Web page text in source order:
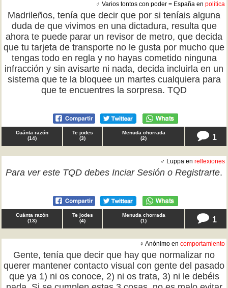
♂ Varios tontos con poder = España en politica
Madrileños, tenía que decir que por si teníais alguna
duda de que vivimos en una dictadura, resulta que
ahora te puede parar un revisor de metro, que decida
que tu tarjeta de transporte no le gusta por mucho que
tengas todo en regla y no hayas cometido ninguna
infracción y sin avisarte ni nada, decida incluirla en un
sistema que te la bloquee un martes cualquiera para
que te encuentres la sorpresa. TQD
Cuánta razón
(14)
Te jodes
(3)
Menuda chorrada
(2) 1
♂ Luppa en reflexiones
Para ver este TQD debes Inciar Sesión o Registrarte.
Cuánta razón
(13)
Te jodes
(4)
Menuda chorrada
(1) 1
♀ Anónimo en comportamiento
Gente, tenía que decir que hay que normalizar no
querer mantener contacto visual con gente del pasado
que ya 1) ni os conoce, 2) ni os trata, 3) ni le debéis